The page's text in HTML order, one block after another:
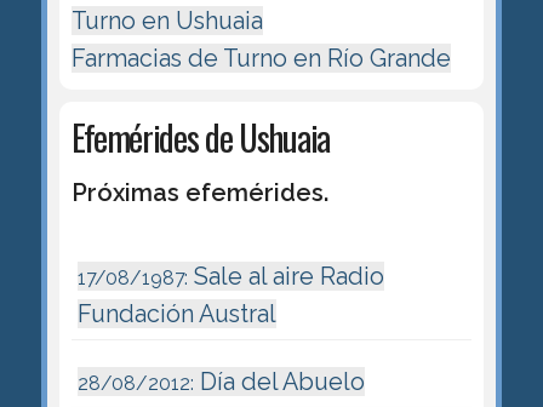
Turno en Ushuaia
Farmacias de Turno en Río Grande
Efemérides de Ushuaia
Próximas efemérides.
17/08/1987: Sale al aire Radio
Fundación Austral
28/08/2012: Día del Abuelo